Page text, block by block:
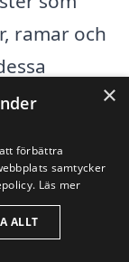
ramar och
det totala
om du
×
förbättra
samtycker
Läs mer
ALLT